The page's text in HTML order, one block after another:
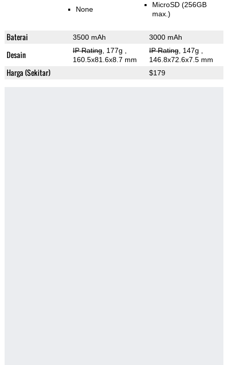
None
MicroSD (256GB
max.)
Baterai 3500 mAh 3000 mAh
Desain IP Rating, 177g
160.5x81.6x8.7 mm
IP Rating, 147g
146.8x72.6x7.5 mm
Harga (Sekitar) $179